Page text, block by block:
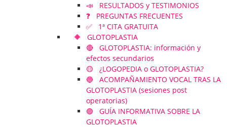
📣 RESULTADOS y TESTIMONIOS
❓ PREGUNTAS FRECUENTES
✅ 1ª CITA GRATUITA
🔶 GLOTOPLASTIA
🔴 GLOTOPLASTIA: información y
efectos secundarios
🟡 ¿LOGOPEDIA o GLOTOPLASTIA?
🔵 ACOMPAÑAMIENTO VOCAL TRAS LA
GLOTOPLASTIA (sesiones post
operatorias)
🟣 GUÍA INFORMATIVA SOBRE LA
GLOTOPLASTIA